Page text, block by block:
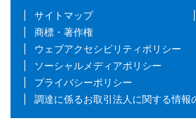
サイトマップ
商標・著作権
ウェブアクセシビリティポリシー
ソーシャルメディアポリシー
プライバシーポリシー
調達に係るお取引法人に関する情報